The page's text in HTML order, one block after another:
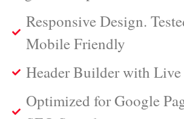
Responsive Design.
Mobile Friendly
Header Builder with Live
Optimized for Google